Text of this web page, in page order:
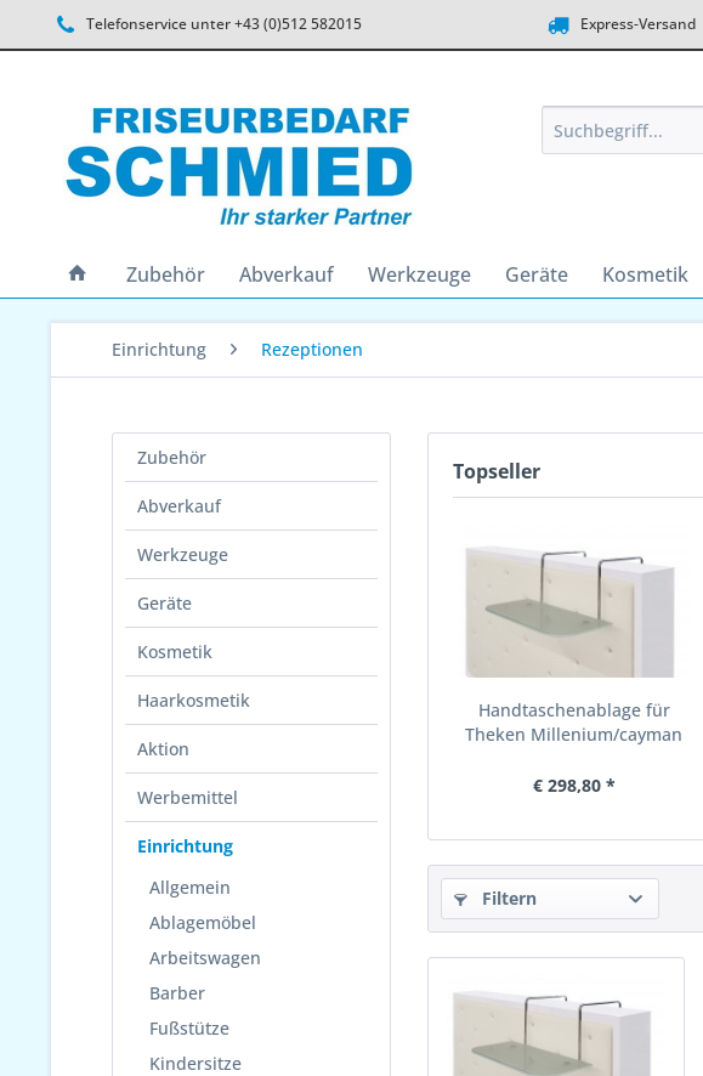
Telefonservice unter +43 (0)512 582015 Express-Versand
Zubehör Abverkauf Werkzeuge Geräte Kosmetik
Einrichtung Rezeptionen
Zubehör
Abverkauf
Werkzeuge
Geräte
Kosmetik
Haarkosmetik
Aktion
Werbemittel
Einrichtung
Allgemein
Ablagemöbel
Arbeitswagen
Barber
Fußstütze
Kindersitze
Topseller
Handtaschenablage für
Theken Millenium/cayman
€ 298,80 *
Filtern